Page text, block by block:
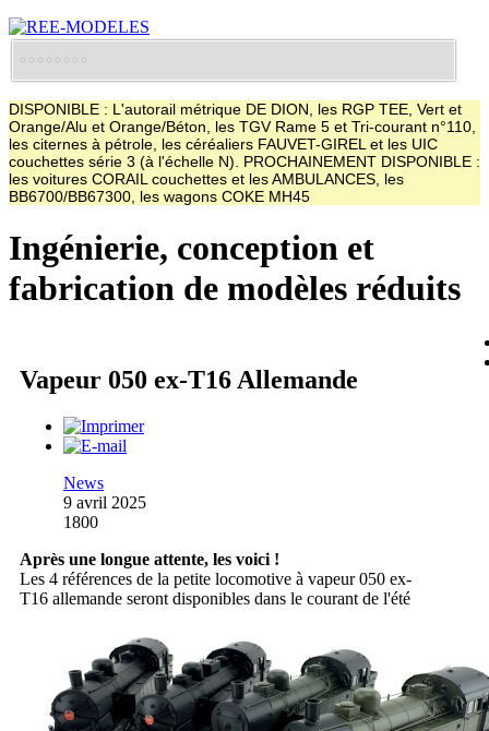
DISPONIBLE : L'autorail métrique DE DION, les RGP TEE, Vert et
Orange/Alu et Orange/Béton, les TGV Rame 5 et Tri-courant n°110,
les citernes à pétrole, les céréaliers FAUVET-GIREL et les UIC
couchettes série 3 (à l'échelle N). PROCHAINEMENT DISPONIBLE :
les voitures CORAIL couchettes et les AMBULANCES, les
BB6700/BB67300, les wagons COKE MH45
Ingénierie, conception et
fabrication de modèles réduits
Vapeur 050 ex-T16 Allemande
News
9 avril 2025
1800
Après une longue attente, les voici !
Les 4 références de la petite locomotive à vapeur 050 ex-
T16 allemande seront disponibles dans le courant de l'été